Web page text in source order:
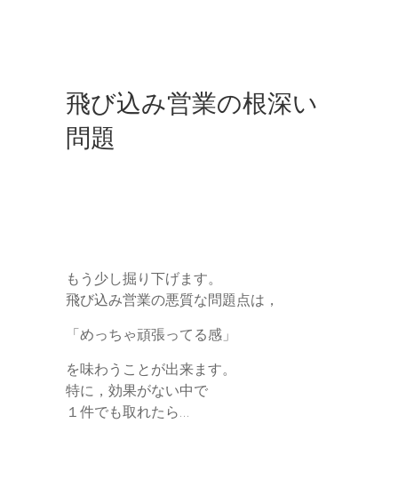
飛び込み営業の根深い
問題
もう少し掘り下げます。
飛び込み営業の悪質な問題点は，
「めっちゃ頑張ってる感」
を味わうことが出来ます。
特に，効果がない中で
１件でも取れたら…